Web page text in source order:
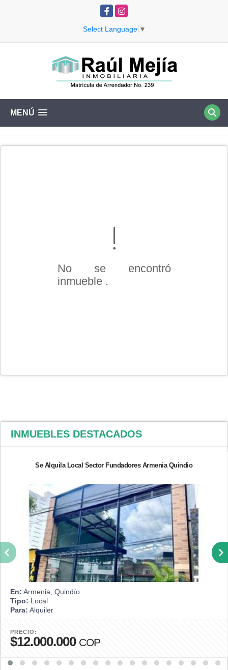
FacebookInstagram
Select Language ▼
MENÚ
No se encontró
inmueble .
INMUEBLES DESTACADOS
Se Alquila Local Sector Fundadores Armenia Quindio
En: Armenia, Quindío
Tipo: Local
Para: Alquiler
PRECIO:
$12.000.000 COP